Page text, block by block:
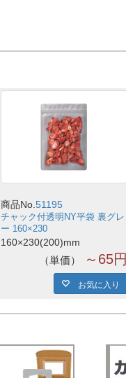
商品No.51195
チャック付透明NY平袋 裏グレ
ー 160×230
160×230(200)mm
単価 ～65円
お気に入り